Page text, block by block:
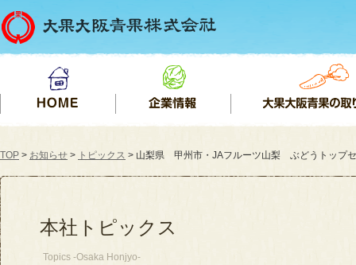
TOP > お知らせ > トピックス > 山梨県 甲州市・JAフルーツ山梨 ぶどうトップ
本社トピックス
Topics -Osaka Honjyo-